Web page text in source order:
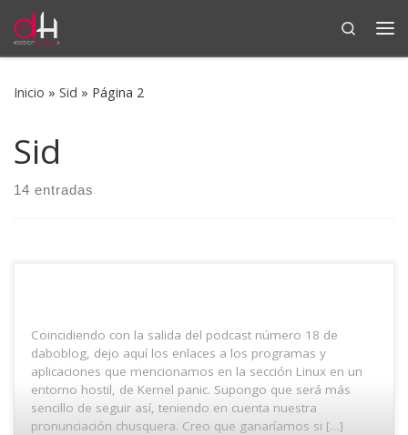
Saltar al contenido
Search
Inicio » Sid » Página 2
Sid
14 entradas
Coincidiendo con la salida del podcast número 18 de
daboblog, dejo aquí los enlaces a los programas y
aplicaciones que mencionamos en la sección Linux en un
entorno hostil, de Kernel panic. Supongo que será más
sencillo de seguir así, teniendo en cuenta nuestra
pronunciación chusquera. Creo que ganaríamos si […]